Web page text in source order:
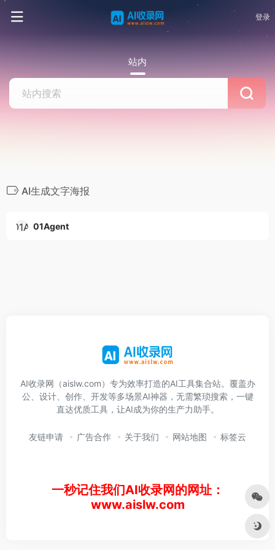
登录
站内
AI生成文字海报
01Agent
AI收录网（aislw.com）专为效率打造的AI工具集合站。覆盖办
公、设计、创作、开发等多场景AI神器，无需繁琐搜索，一键
直达优质工具，让AI成为你的生产力助手。
友链申请 广告合作 关于我们 网站地图 标签云
一秒记住我们AI收录网的网址：
www.aislw.com